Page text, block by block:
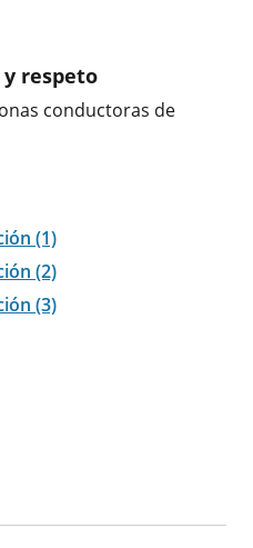
respeto
conductoras de
(1)
(2)
(3)